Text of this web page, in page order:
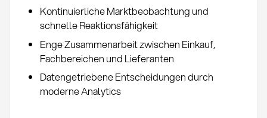
Kontinuierliche Marktbeobachtung und
schnelle Reaktionsfähigkeit
Enge Zusammenarbeit zwischen Einkauf,
Fachbereichen und Lieferanten
Datengetriebene Entscheidungen durch
moderne Analytics